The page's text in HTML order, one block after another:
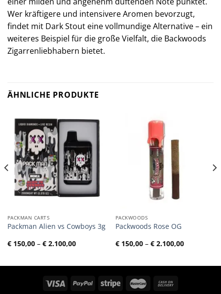
Wer kräftigere und intensivere Aromen bevorzugt,
findet mit Dark Stout eine vollmundige Alternative – ein
weiteres Beispiel für die große Vielfalt, die Backwoods
Zigarrenliebhabern bietet.
ÄHNLICHE PRODUKTE
PACKMAN CARTS
Packman Alien vs Cowboys 3g
€150,00 – €2.100,00Preisspanne:
€ 150,00
PACKWOODS
Packwoods Rose OG
€150,00 – €2.100,00
€ 150,00